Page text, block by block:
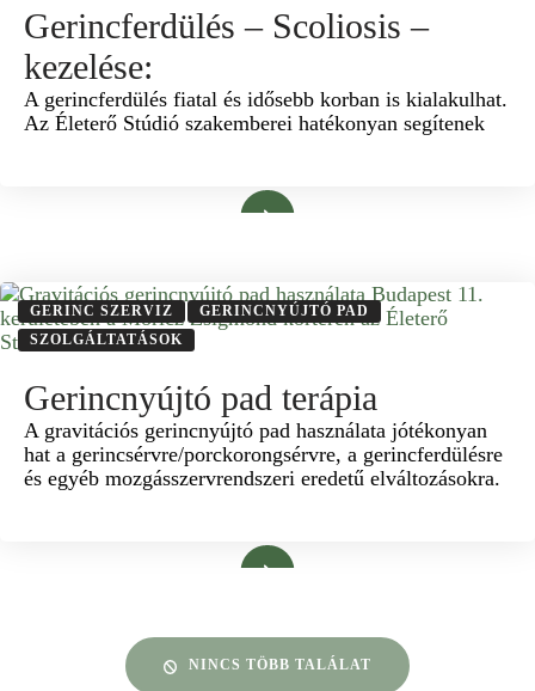
Gerincferdülés – Scoliosis –
kezelése:
A gerincferdülés fiatal és idősebb korban is kialakulhat.
Az Életerő Stúdió szakemberei hatékonyan segítenek
GERINC SZERVIZ
GERINCNYÚJTÓ PAD
SZOLGÁLTATÁSOK
Gerincnyújtó pad terápia
A gravitációs gerincnyújtó pad használata jótékonyan
hat a gerincsérvre/porckorongsérvre, a gerincferdülésre
és egyéb mozgásszervrendszeri eredetű elváltozásokra.
NINCS TÖBB TALÁLAT